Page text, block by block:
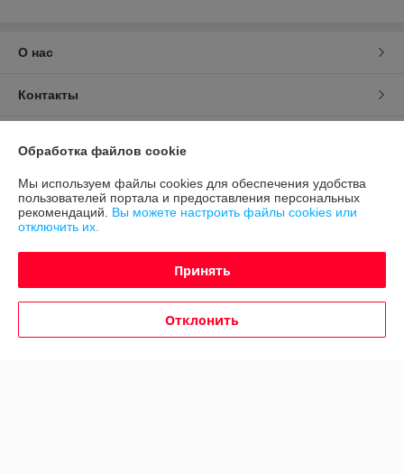
О нас
Контакты
График работы
Полная версия сайта
Политика обработки cookies
Сайт создан на платформе Deal.by
Обработка файлов cookie
Мы используем файлы cookies для обеспечения удобства
пользователей портала и предоставления персональных
рекомендаций. Вы можете настроить файлы cookies или
отключить их.
Принять
Отклонить